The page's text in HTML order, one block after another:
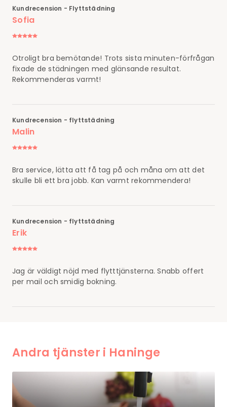
Kundrecension - Flyttstädning
Sofia
Otroligt bra bemötande! Trots sista minuten-förfrågan
fixade de städningen med glänsande resultat.
Rekommenderas varmt!
Kundrecension - flyttstädning
Malin
Bra service, lätta att få tag på och måna om att det
skulle bli ett bra jobb. Kan varmt rekommendera!
Kundrecension - flyttstädning
Erik
Jag är väldigt nöjd med flytttjänsterna. Snabb offert
per mail och smidig bokning.
Andra tjänster i Haninge